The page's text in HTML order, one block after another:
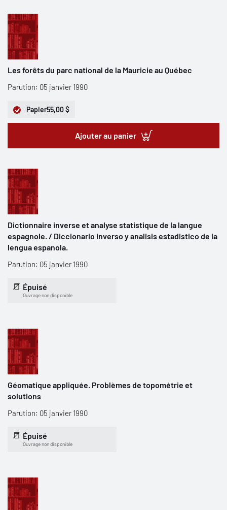
Les forêts du parc national de la Mauricie au Québec
Parution: 05 janvier 1990
Papier55,00 $
Ajouter au panier
Dictionnaire inverse et analyse statistique de la langue
espagnole. / Diccionario inverso y analisis estadistico de la
lengua espanola.
Parution: 05 janvier 1990
Épuisé
Ouvrage non disponible
Géomatique appliquée. Problèmes de topométrie et
solutions
Parution: 05 janvier 1990
Épuisé
Ouvrage non disponible